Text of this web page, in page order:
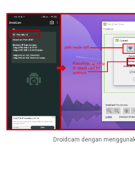
Droidcam dengan